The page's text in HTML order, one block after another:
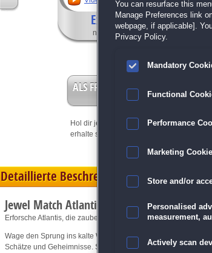
Exklusive Features,
nur in der Sammleredition
ALS FREISPIEL EINLÖSEN
Hol dir jetzt deine Vorteilskarteund
erhalte sofort bis zu 15 Freispiele!
Detaillierte Beschreibung
Jewel Match Atlantis Solitaire
Erforsche Atlantis, die zauberhafte Unterwasserwelt!
Wage den Sprung ins kalte Wasser und tauche ab in die
Schätze und Geheimnisse. Stille deinen Durst nach
You can resurface this
Manage Preferences link
webpage, if applicable].
Privacy Policy.
Mandatory
Functional
Performance
Marketing
Store and/or
Personalised
measurement,
Actively scan